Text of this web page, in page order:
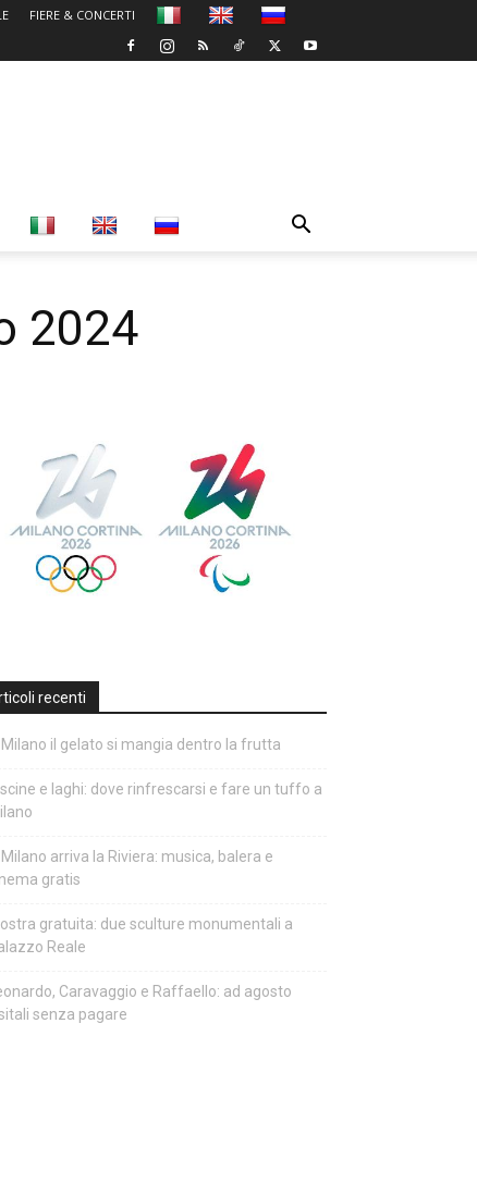
FIERE & CONCERTI
2024
recenti
il gelato si mangia dentro la frutta
e laghi: dove rinfrescarsi e fare un tuffo a
arriva la Riviera: musica, balera e
gratis
gratuita: due sculture monumentali a
Reale
Caravaggio e Raffaello: ad agosto
senza pagare